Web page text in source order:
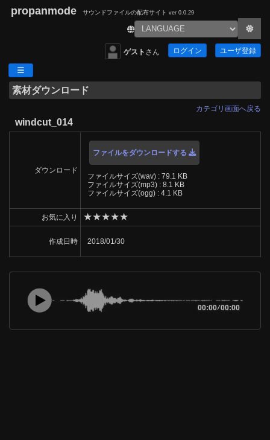
propanmode サウンドファイルの配布サイト ver 0.0.29
ゲスト さん ログイン ユーザ登録
素材ダウンロード
カテゴリ画面へ戻る
windcut_014
ダウンロード
ファイルをダウンロードする
ファイルサイズ(wav) : 79.1 KB
ファイルサイズ(mp3) : 8.1 KB
ファイルサイズ(ogg) : 4.1 KB
お気に入り ★★★★★
作成日時 2018/01/30
00:00/00:00